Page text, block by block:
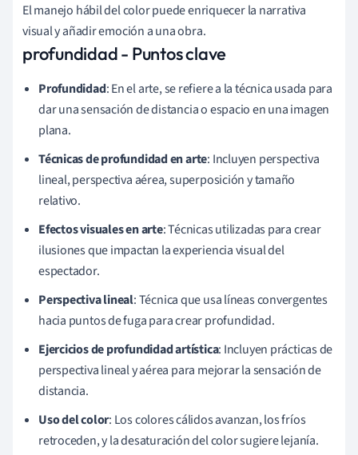
El manejo hábil del color puede enriquecer la narrativa
visual y añadir emoción a una obra.
profundidad - Puntos clave
Profundidad: En el arte, se refiere a la técnica usada para
dar una sensación de distancia o espacio en una imagen
plana.
Técnicas de profundidad en arte: Incluyen perspectiva
lineal, perspectiva aérea, superposición y tamaño
relativo.
Efectos visuales en arte: Técnicas utilizadas para crear
ilusiones que impactan la experiencia visual del
espectador.
Perspectiva lineal: Técnica que usa líneas convergentes
hacia puntos de fuga para crear profundidad.
Ejercicios de profundidad artística: Incluyen prácticas de
perspectiva lineal y aérea para mejorar la sensación de
distancia.
Uso del color: Los colores cálidos avanzan, los fríos
retroceden, y la desaturación del color sugiere lejanía.